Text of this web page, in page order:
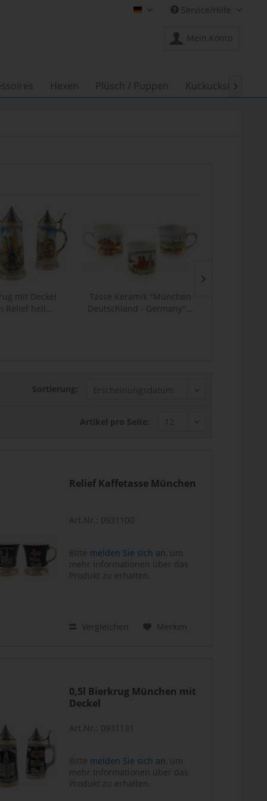
Shop Creation Gross DE
Service/Hilfe
Mein Konto
Hexen Plüsch / Puppen Kuckucksuhren

mit Deckel
Relief hell...
Tasse Keramik "München
Deutschland - Germany"...
Sortierung:
Artikel pro Seite:
Relief Kaffetasse München
Art.Nr.: 0931100
Bitte melden Sie sich an, um
mehr Informationen über das
Produkt zu erhalten.
Vergleichen Merken
0,5l Bierkrug München mit
Deckel
Art.Nr.: 0931131
Bitte melden Sie sich an, um
mehr Informationen über das
Produkt zu erhalten.